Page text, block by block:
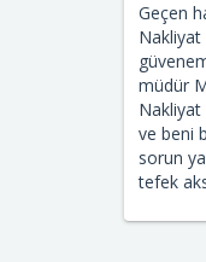
Geçen
Nakliyat
müdür
Nakliyat
ve beni
sorun
tefek